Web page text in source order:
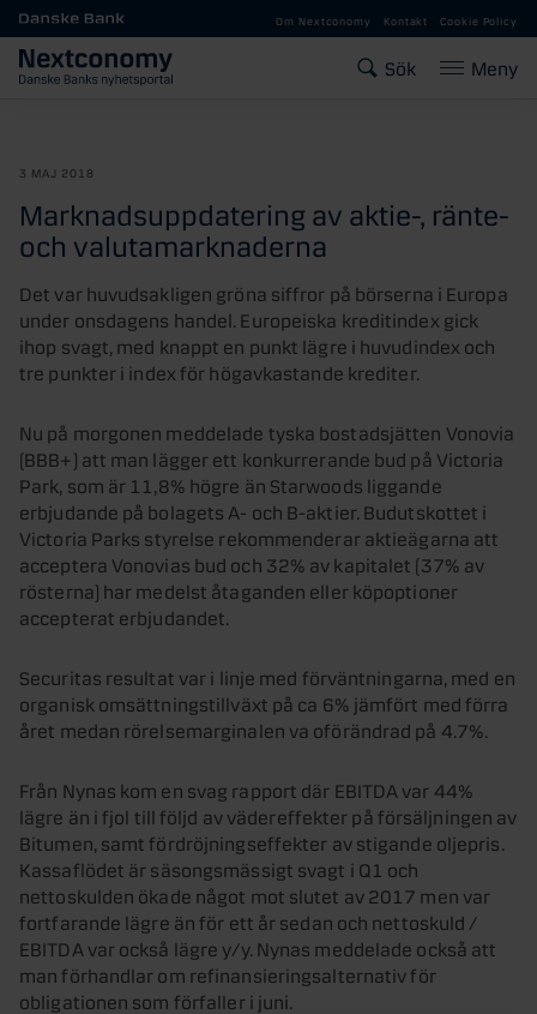
Gå till huvudinnehåll
Om Nextconomy Kontakt Cookie Policy
Sök Meny
3 MAJ 2018
Marknadsuppdatering av aktie-, ränte-
och valutamarknaderna
Det var huvudsakligen gröna siffror på börserna i Europa
under onsdagens handel. Europeiska kreditindex gick
ihop svagt, med knappt en punkt lägre i huvudindex och
tre punkter i index för högavkastande krediter.
Nu på morgonen meddelade tyska bostadsjätten Vonovia
(BBB+) att man lägger ett konkurrerande bud på Victoria
Park, som är 11,8% högre än Starwoods liggande
erbjudande på bolagets A- och B-aktier. Budutskottet i
Victoria Parks styrelse rekommenderar aktieägarna att
acceptera Vonovias bud och 32% av kapitalet (37% av
rösterna) har medelst åtaganden eller köpoptioner
accepterat erbjudandet.
Securitas resultat var i linje med förväntningarna, med en
organisk omsättningstillväxt på ca 6% jämfört med förra
året medan rörelsemarginalen va oförändrad på 4.7%.
Från Nynas kom en svag rapport där EBITDA var 44%
lägre än i fjol till följd av vädereffekter på försäljningen av
Bitumen, samt fördröjningseffekter av stigande oljepris.
Kassaflödet är säsongsmässigt svagt i Q1 och
nettoskulden ökade något mot slutet av 2017 men var
fortfarande lägre än för ett år sedan och nettoskuld /
EBITDA var också lägre y/y. Nynas meddelade också att
man förhandlar om refinansieringsalternativ för
obligationen som förfaller i juni.